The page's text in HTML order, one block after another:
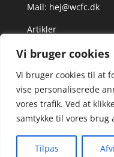
Vi bruger cookies
Vi bruger cookies til at
vise personaliserede
vores trafik. Ved at
samtykke til vores brug
Tilpas
Mail: hej@wcfc.dk
Artikler
spændende varer.